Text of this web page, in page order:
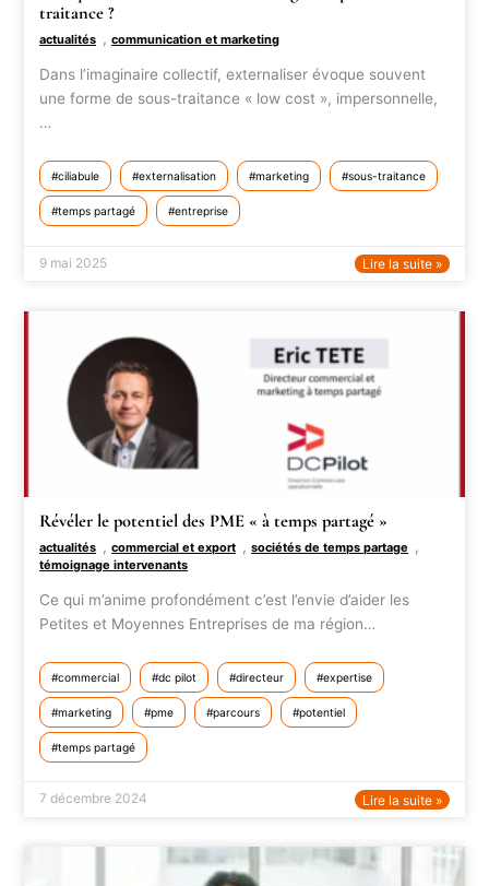
traitance ?
actualités ,communication et marketing
Dans l’imaginaire collectif, externaliser évoque souvent
une forme de sous-traitance « low cost », impersonnelle,
…
ciliabule externalisation marketing sous-traitance
temps partagé entreprise
9 mai 2025 Lire la suite »
Révéler le potentiel des PME « à temps partagé »
actualités ,commercial et export ,sociétés de temps partage ,
témoignage intervenants
Ce qui m’anime profondément c’est l’envie d’aider les
Petites et Moyennes Entreprises de ma région…
commercial dc pilot directeur expertise
marketing pme parcours potentiel
temps partagé
7 décembre 2024 Lire la suite »